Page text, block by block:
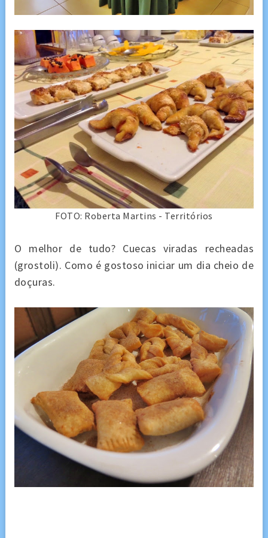
FOTO: Roberta Martins - Territórios
O melhor de tudo? Cuecas viradas recheadas
(grostoli). Como é gostoso iniciar um dia cheio de
doçuras.